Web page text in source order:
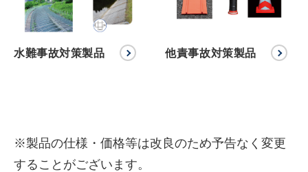
水難事故対策製品 他責事故対策製品
※製品の仕様・価格等は改良のため予告なく変更
することがございます。